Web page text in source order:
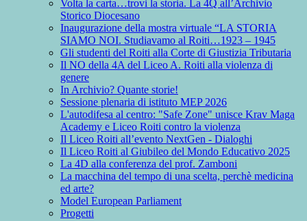
Volta la carta…trovi la storia. La 4Q all’Archivio
Storico Diocesano
Inaugurazione della mostra virtuale “LA STORIA
SIAMO NOI. Studiavamo al Roiti…1923 – 1945
Gli studenti del Roiti alla Corte di Giustizia Tributaria
Il NO della 4A del Liceo A. Roiti alla violenza di
genere
In Archivio? Quante storie!
Sessione plenaria di istituto MEP 2026
L'autodifesa al centro: "Safe Zone" unisce Krav Maga
Academy e Liceo Roiti contro la violenza
Il Liceo Roiti all’evento NextGen - Dialoghi
Il Liceo Roiti al Giubileo del Mondo Educativo 2025
La 4D alla conferenza del prof. Zamboni
La macchina del tempo di una scelta, perchè medicina
ed arte?
Model European Parliament
Progetti